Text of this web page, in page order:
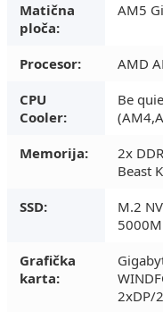
Matična
ploča:
AM5
Procesor:
AMD
CPU
Cooler:
Be
Memorija:
2x
Beast
SSD:
M.2
Grafička
karta:
2xDP/